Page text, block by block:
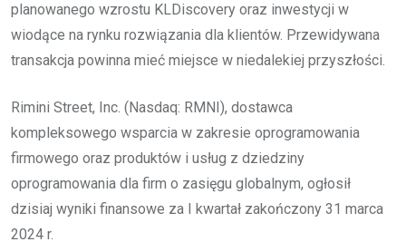
planowanego wzrostu KLDiscovery oraz inwestycji w
wiodące na rynku rozwiązania dla klientów. Przewidywana
transakcja powinna mieć miejsce w niedalekiej przyszłości.
Rimini Street, Inc. (Nasdaq: RMNI), dostawca
kompleksowego wsparcia w zakresie oprogramowania
firmowego oraz produktów i usług z dziedziny
oprogramowania dla firm o zasięgu globalnym, ogłosił
dzisiaj wyniki finansowe za I kwartał zakończony 31 marca
2024 r.